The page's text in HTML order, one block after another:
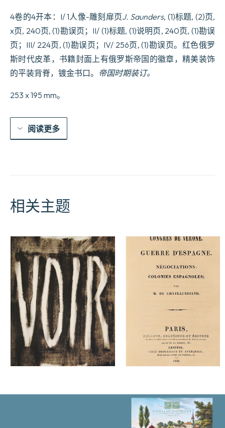
4卷的4开本：I/ 1人像-雕刻扉页J. Saunders, (1)标题, (2)页,
x页, 240页, (1)勘误页；II/ (1)标题, (1)说明页, 240页, (1)勘误
页；III/ 224页, (1)勘误页；IV/ 256页, (1)勘误页。红色俄罗
斯时代皮革，书籍封面上有俄罗斯帝国的徽章，精美装饰
的平装背脊，镀金书口。 帝国时期装订。
253 x 195 mm。
阅读更多
相关主题